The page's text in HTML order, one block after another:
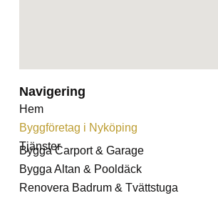
Navigering
Hem
Byggföretag i Nyköping
Tjänster
Bygga Carport & Garage
Bygga Altan & Pooldäck
Renovera Badrum & Tvättstuga